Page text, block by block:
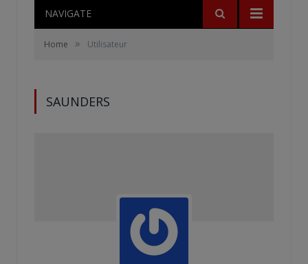
NAVIGATE
Home » Utilisateur
SAUNDERS